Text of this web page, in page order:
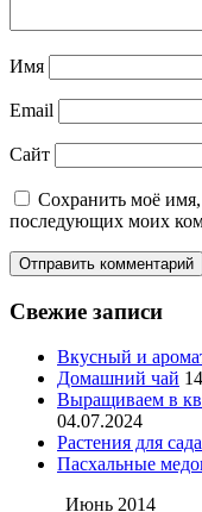
Имя
Email
Сайт
Сохранить моё имя,
последующих моих
Свежие записи
Вкусный и
Домашний чай
Выращиваем в
04.07.2024
Растения для
Пасхальные
Июнь 2014